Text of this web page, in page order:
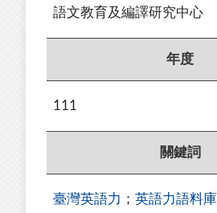
語文教育及編譯研究中心
年度
111
關鍵詞
臺灣英語力 ； 英語力語料庫